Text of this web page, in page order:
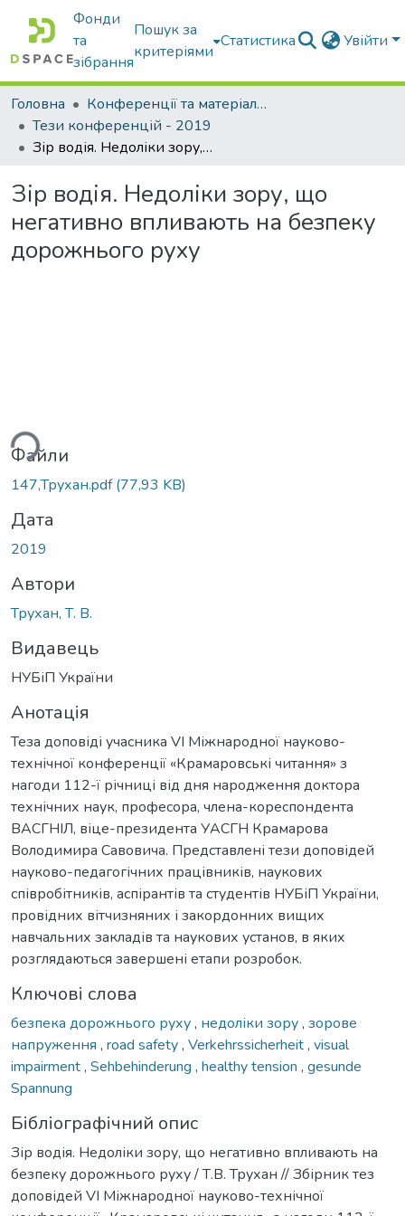
Фонди
та
зібрання
Пошук за
критеріями
Статистика Увійти
Головна
Конференції та матеріали конференцій
Тези конференцій - 2019
Зір водія. Недоліки зору, що негативно впливають на безпеку дорожнього руху
Зір водія. Недоліки зору, що
негативно впливають на безпеку
дорожнього руху
Файли
147,Трухан.pdf(77,93 KB)
Дата
2019
Автори
Трухан, Т. В.
Видавець
НУБіП України
Анотація
Теза доповіді учасника VI Міжнародної науково-
технічної конференції «Крамаровські читання» з
нагоди 112-ї річниці від дня народження доктора
технічних наук, професора, члена-кореспондента
ВАСГНІЛ, віце-президента УАСГН Крамарова
Володимира Савовича. Представлені тези доповідей
науково-педагогічних працівників, наукових
співробітників, аспірантів та студентів НУБіП України,
провідних вітчизняних і закордонних вищих
навчальних закладів та наукових установ, в яких
розглядаються завершені етапи розробок.
Ключові слова
безпека дорожнього руху, недоліки зору, зорове
напруження , road safety, Verkehrssicherheit, visual
impairment, Sehbehinderung , healthy tension , gesunde
Spannung
Бібліографічний опис
Зір водія. Недоліки зору, що негативно впливають на
безпеку дорожнього руху / Т.В. Трухан // Збірник тез
доповідей VI Міжнародної науково-технічної